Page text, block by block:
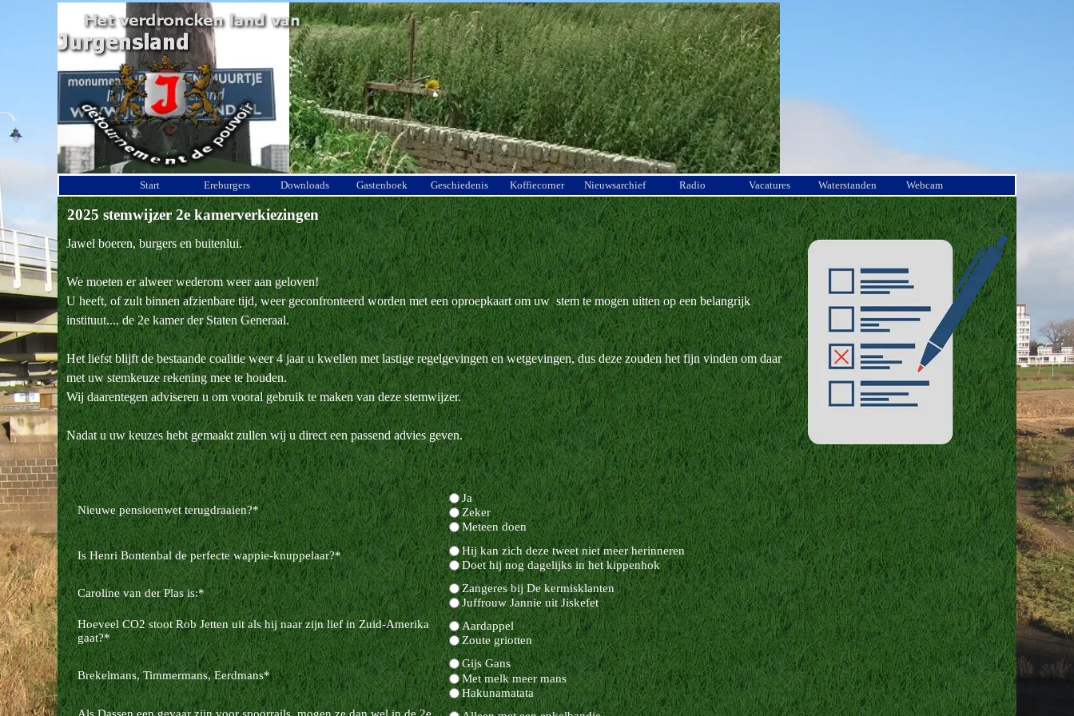
Ga naar de inhoud
Menu overslaan
Start Ereburgers Downloads Gastenboek Geschiedenis Koffiecorner Nieuwsarchief Radio Vacatures Waterstanden Webcam
2025 stemwijzer 2e kamerverkiezingen
Jawel boeren, burgers en buitenlui.
We moeten er alweer wederom weer aan geloven!
U heeft, of zult binnen afzienbare tijd, weer geconfronteerd worden met een oproepkaart om uw stem te mogen uitten op een belangrijk
instituut.... de 2e kamer der Staten Generaal.
Het liefst blijft de bestaande coalitie weer 4 jaar u kwellen met lastige regelgevingen en wetgevingen, dus deze zouden het fijn vinden om daar
met uw stemkeuze rekening mee te houden.
Wij daarentegen adviseren u om vooral gebruik te maken van deze stemwijzer.
Nadat u uw keuzes hebt gemaakt zullen wij u direct een passend advies geven.
Nieuwe pensioenwet terugdraaien?*
Ja
Zeker
Meteen doen
Is Henri Bontenbal de perfecte wappie-knuppelaar?*
Hij kan zich deze tweet niet meer herinneren
Doet hij nog dagelijks in het kippenhok
Caroline van der Plas is:*
Zangeres bij De kermisklanten
Juffrouw Jannie uit Jiskefet
Hoeveel CO2 stoot Rob Jetten uit als hij naar zijn lief in Zuid-Amerika
gaat?*
Aardappel
Zoute griotten
Brekelmans, Timmermans, Eerdmans*
Gijs Gans
Met melk meer mans
Hakunamatata